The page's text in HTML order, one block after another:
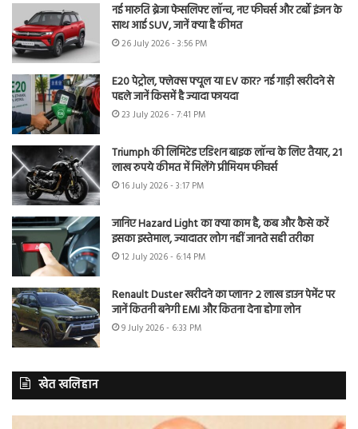
नई मारुति ब्रेजा फेसलिफ्ट लॉन्च, नए फीचर्स और टर्बो इंजन के
साथ आई SUV, जानें क्या है कीमत
26 July 2026 - 3:56 PM
E20 पेट्रोल, फ्लेक्स फ्यूल या EV कार? नई गाड़ी खरीदने से
पहले जानें किसमें है ज्यादा फायदा
23 July 2026 - 7:41 PM
Triumph की लिमिटेड एडिशन बाइक लॉन्च के लिए तैयार, 21
लाख रुपये कीमत में मिलेंगे प्रीमियम फीचर्स
16 July 2026 - 3:17 PM
जानिए Hazard Light का क्या काम है, कब और कैसे करें
इसका इस्तेमाल, ज्यादातर लोग नहीं जानते सही तरीका
12 July 2026 - 6:14 PM
Renault Duster खरीदने का प्लान? 2 लाख डाउन पेमेंट पर
जानें कितनी बनेगी EMI और कितना देना होगा लोन
9 July 2026 - 6:33 PM
खेत खलिहान